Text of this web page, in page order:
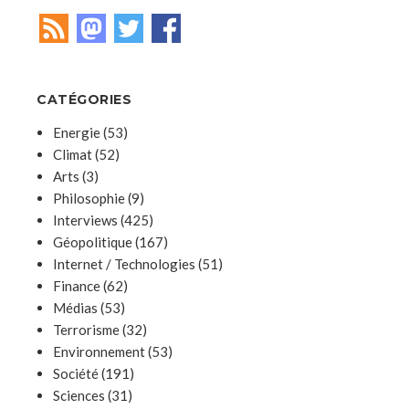
CATÉGORIES
Energie(53)
Climat(52)
Arts (3)
Philosophie(9)
Interviews (425)
Géopolitique(167)
Internet / Technologies (51)
Finance(62)
Médias (53)
Terrorisme(32)
Environnement(53)
Société(191)
Sciences (31)